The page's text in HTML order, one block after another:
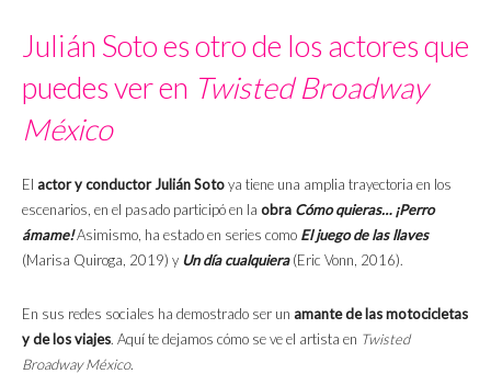
Julián Soto es otro de los actores que
puedes ver en Twisted Broadway
México
El actor y conductor Julián Sotoya tiene una amplia trayectoria en los
escenarios, en el pasado participó en la obra Cómo quieras… ¡Perro
ámame!Asimismo, ha estado en series como El juego de las llaves
(Marisa Quiroga, 2019) y Un día cualquiera(Eric Vonn, 2016).
En sus redes sociales ha demostrado ser un amante de las motocicletas
y de los viajes. Aquí te dejamos cómo se ve el artista en Twisted
Broadway México.